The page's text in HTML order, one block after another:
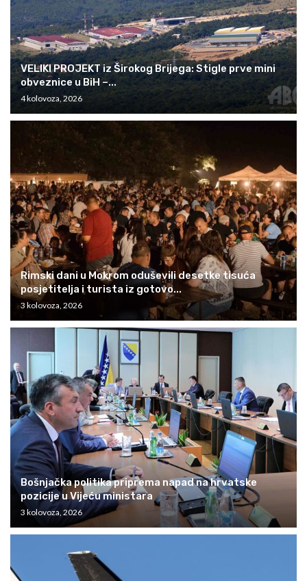
VELIKI PROJEKT iz Širokog Brijega: Stigle prve mini
obveznice u BiH –...
4 kolovoza, 2026
Rimski dani u Mokrom oduševili desetke tisuća
posjetitelja i turista iz gotovo...
3 kolovoza, 2026
Bošnjačka politika priprema napad na hrvatske
pozicije u Vijeću ministara
3 kolovoza, 2026